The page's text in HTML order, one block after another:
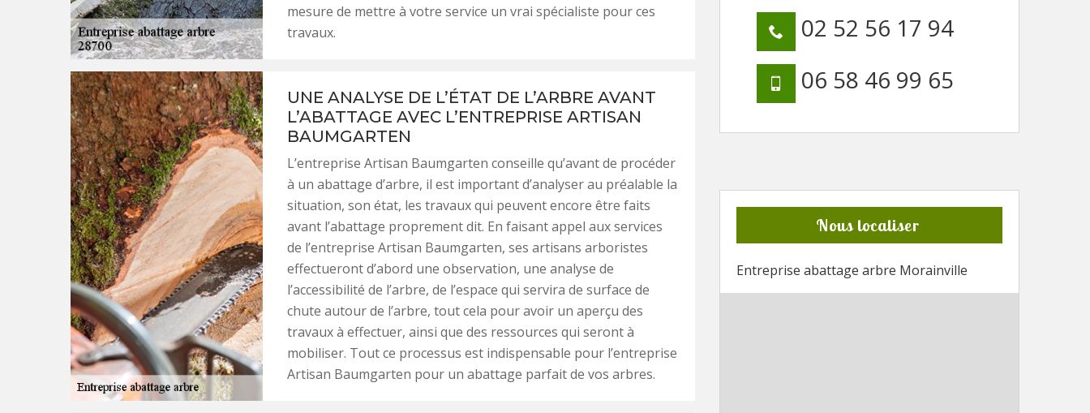
mesure de mettre à votre service un vrai spécialiste pour ces
travaux.
UNE ANALYSE DE L’ÉTAT DE L’ARBRE AVANT
L’ABATTAGE AVEC L’ENTREPRISE ARTISAN
BAUMGARTEN
L’entreprise Artisan Baumgarten conseille qu’avant de procéder
à un abattage d’arbre, il est important d’analyser au préalable la
situation, son état, les travaux qui peuvent encore être faits
avant l’abattage proprement dit. En faisant appel aux services
de l’entreprise Artisan Baumgarten, ses artisans arboristes
effectueront d’abord une observation, une analyse de
l’accessibilité de l’arbre, de l’espace qui servira de surface de
chute autour de l’arbre, tout cela pour avoir un aperçu des
travaux à effectuer, ainsi que des ressources qui seront à
mobiliser. Tout ce processus est indispensable pour l’entreprise
Artisan Baumgarten pour un abattage parfait de vos arbres.
02 52 56 17 94
06 58 46 99 65
Nous localiser
Entreprise abattage arbre Morainville